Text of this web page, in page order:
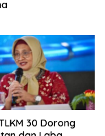
30 Dorong